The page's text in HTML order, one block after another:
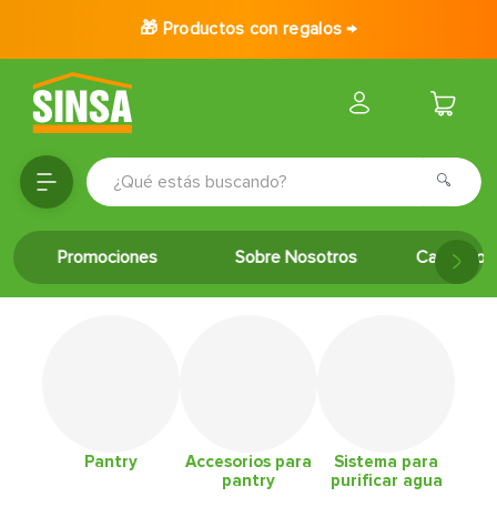
🎁 Productos con regalos →
¿Qué estás buscando?
Promociones Sobre Nosotros Catálogo
Pantry
Accesorios para
pantry
Sistema para
purificar agua
TÉRMINOS MÁS BUSCADOS
1.
porcelanato
2.
ceramica
6.
azulejo